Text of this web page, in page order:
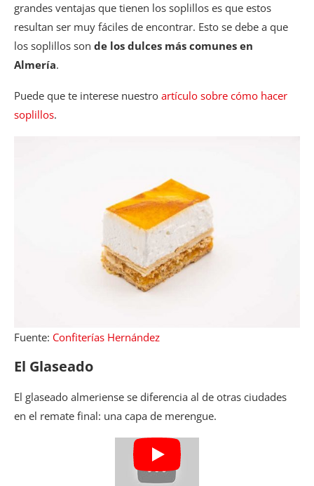
grandes ventajas que tienen los soplillos es que estos
resultan ser muy fáciles de encontrar. Esto se debe a que
los soplillos son de los dulces más comunes en
Almería.
Puede que te interese nuestro artículo sobre cómo hacer
soplillos.
Fuente: Confiterías Hernández
El Glaseado
El glaseado almeriense se diferencia al de otras ciudades
en el remate final: una capa de merengue.